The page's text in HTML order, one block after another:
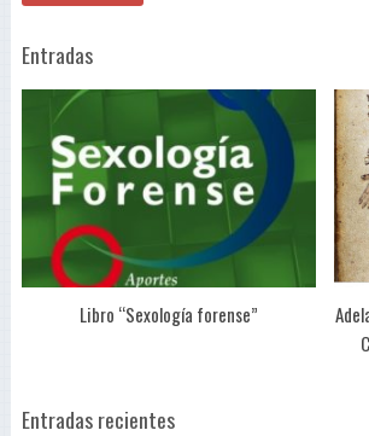
Entradas
Libro “Sexología forense”
Entradas recientes